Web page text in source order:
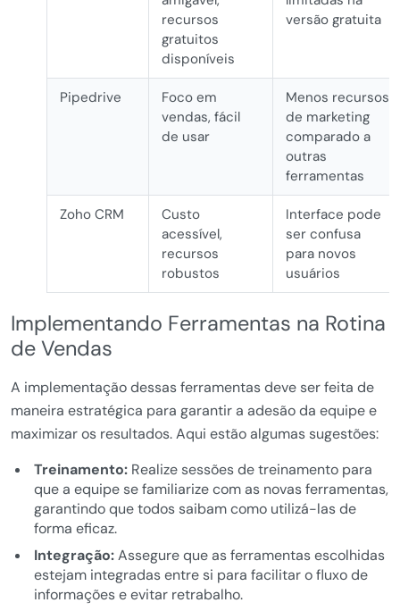
recursos
gratuitos
disponíveis
versão gratuita
Pipedrive
Foco em
vendas, fácil
de usar
Menos recursos
de marketing
comparado a
outras
ferramentas
Zoho CRM
Custo
acessível,
recursos
robustos
Interface pode
ser confusa
para novos
usuários
Implementando Ferramentas na Rotina
de Vendas
A implementação dessas ferramentas deve ser feita de
maneira estratégica para garantir a adesão da equipe e
maximizar os resultados. Aqui estão algumas sugestões:
Treinamento:Realize sessões de treinamento para
que a equipe se familiarize com as novas ferramentas,
garantindo que todos saibam como utilizá-las de
forma eficaz.
Integração:Assegure que as ferramentas escolhidas
estejam integradas entre si para facilitar o fluxo de
informações e evitar retrabalho.